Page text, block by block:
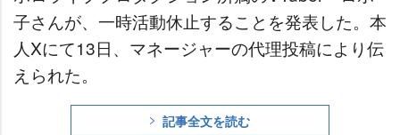
子さんが、一時活動休止することを発表した。本
人Xにて13日、マネージャーの代理投稿により伝
えられた。
記事全文を読む